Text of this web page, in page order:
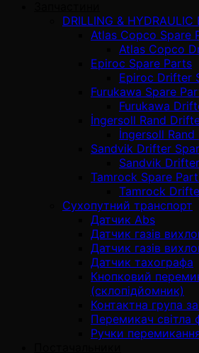
DRILLING & HYDRAULIC
Atlas Copco Spare
Atlas Copco
Epiroc Spare Parts
Epiroc Drifter
Furukawa Spare
Furukawa
İngersoll Rand
İngersoll
Sandvik Drifter
Sandvik
Tamrock Spare
Tamrock
Сухопутний транспорт
Датчик Abs
Датчик газів
Датчик газів
Датчик тахографа
Кнопковий
(склопідйомник)
Контактна група
Перемикач світла
Ручки